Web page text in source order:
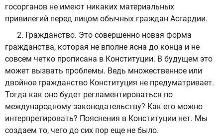
госорганов не имеют никаких материальных
привилегий перед лицом обычных граждан Асгардии.
2. Гражданство. Это совершенно новая форма
гражданства, которая не вполне ясна до конца и не
совсем четко прописана в Конституции. В будущем это
может вызвать проблемы. Ведь множественное или
двойное гражданство Конституция не предуматривает.
Тогда как оно будет регламентироваться по
международному законодательству? Как его можно
интерпретировать? Пояснения в Конституции нет. Мы
создаем то, чего до сих пор еще не было.